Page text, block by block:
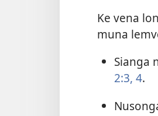
Ke vena
muna
Sianga
2:3, 4.